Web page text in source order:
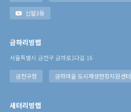
신월3동
금하리빙랩
서울특별시 금천구 금하로1다길 16
금천구청 금하마을 도시재생현장지원센터
새터리빙랩